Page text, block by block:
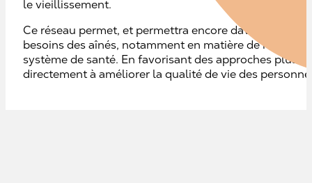
le vieillissement.
Ce réseau permet, et permettra encore davantage,
besoins des aînés, notamment en matière de
système de santé. En favorisant des approches plus
directement à améliorer la qualité de vie des